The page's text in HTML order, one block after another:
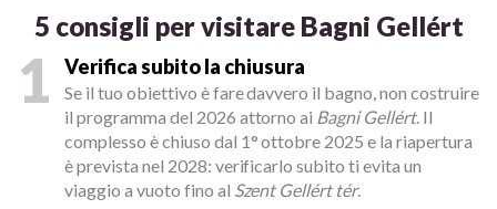
5 consigli per visitare Bagni Gellért
1 Verifica subito la chiusura
Se il tuo obiettivo è fare davvero il bagno, non costruire
il programma del 2026 attorno ai Bagni Gellért. Il
complesso è chiuso dal 1° ottobre 2025 e la riapertura
è prevista nel 2028: verificarlo subito ti evita un
viaggio a vuoto fino al Szent Gellért tér.